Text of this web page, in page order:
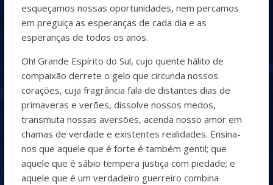
esqueçamos nossas oportunidades, nem percamos
em preguiça as esperanças de cada dia e as
esperanças de todos os anos.
Oh! Grande Espírito do Sul, cujo quente hálito de
compaixão derrete o gelo que circunda nossos
corações, cuja fragrância fala de distantes dias de
primaveras e verões, dissolve nossos medos,
transmuta nossas aversões, acenda nosso amor em
chamas de verdade e existentes realidades. Ensina-
nos que aquele que é forte é também gentil; que
aquele que é sábio tempera justiça com piedade; e
aquele que é um verdadeiro guerreiro combina